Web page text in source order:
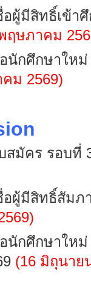
อผู้มีสิทธิ์เข้
ฤษภาคม
อนักศึกษาใ
คม 2569)
สมัคร รอบที่
อผู้มีสิทธิ์สัม
)
อนักศึกษาใ
(16 มิถุนาย